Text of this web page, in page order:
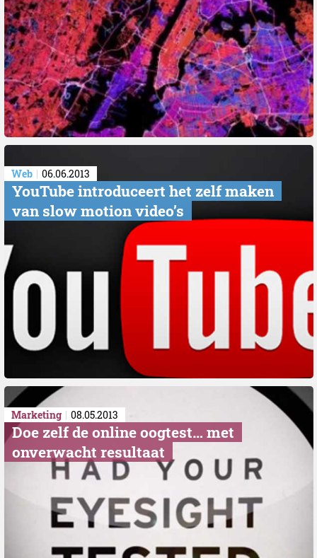
Web 06.06.2013
YouTube introduceert het zelf maken
van slow motion video’s
Marketing 08.05.2013
Doe zelf de online oogtest… met
onverwacht resultaat